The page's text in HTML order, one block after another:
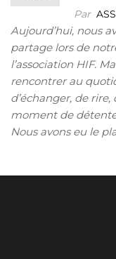
Par
Aujourd’hui, nous
partage lors de
l’association HIF.
rencontrer au
d’échanger, de
moment de
Nous avons eu le